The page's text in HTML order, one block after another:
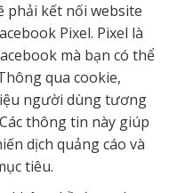
phải kết nối website
Pixel. Pixel là
mà bạn có thể
qua cookie,
người dùng tương
thông tin này giúp
dịch quảng cáo và
tiêu.